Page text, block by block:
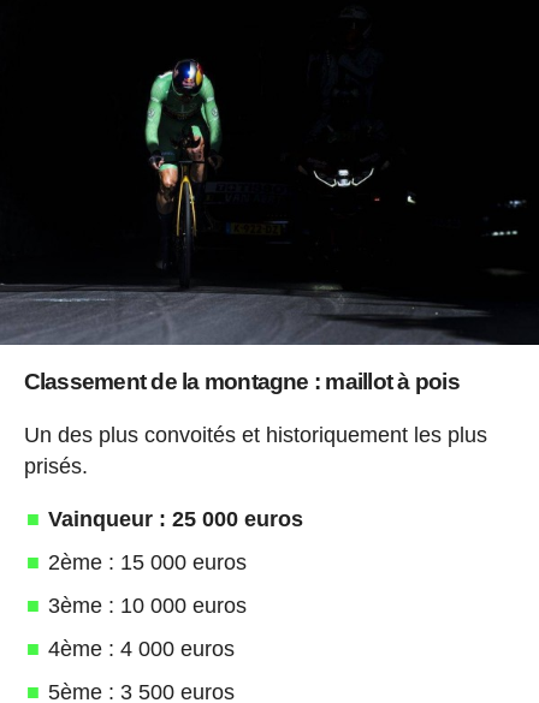
Classement de la montagne : maillot à pois
Un des plus convoités et historiquement les plus
prisés.
Vainqueur : 25 000 euros
2ème : 15 000 euros
3ème : 10 000 euros
4ème : 4 000 euros
5ème : 3 500 euros